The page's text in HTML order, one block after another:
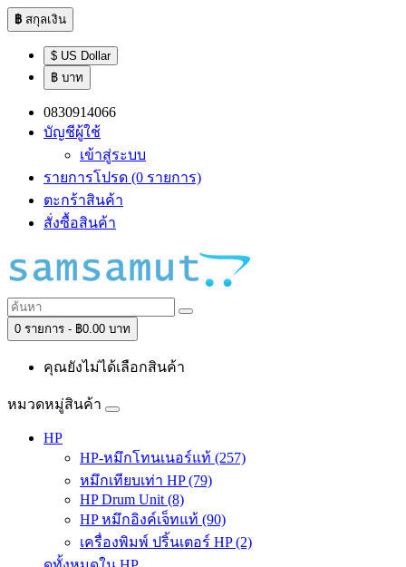
฿ สกุลเงิน
$ US Dollar
฿ บาท
0830914066
บัญชีผู้ใช้
เข้าสู่ระบบ
รายการโปรด (0 รายการ)
ตะกร้าสินค้า
สั่งซื้อสินค้า
0 รายการ - ฿0.00 บาท
คุณยังไม่ได้เลือกสินค้า
หมวดหมู่สินค้า
HP
HP-หมึกโทนเนอร์แท้ (257)
หมึกเทียบเท่า HP (79)
HP Drum Unit (8)
HP หมึกอิงค์เจ็ทแท้ (90)
เครื่องพิมพ์ ปริ้นเตอร์ HP (2)